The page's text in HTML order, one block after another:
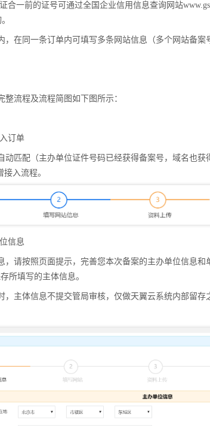
，在同一条订单内可填写多条网站信息（多个网站备案
接入流程。
信息
所填写的主体信息。
，主体信息不提交管局审核，仅做天翼云系统内部留存
合一前的证号可通过全国企业信用信息查询网站
，在同一条订单内可填写多条网站信息（多个网站备案
整流程及流程简图如下图所示：
订单
动匹配（主办单位证件号码已经获得备案号，域名也
接入流程。
信息
，请按照页面提示，完善您本次备案的主办单位信息
所填写的主体信息。
，主体信息不提交管局审核，仅做天翼云系统内部留存